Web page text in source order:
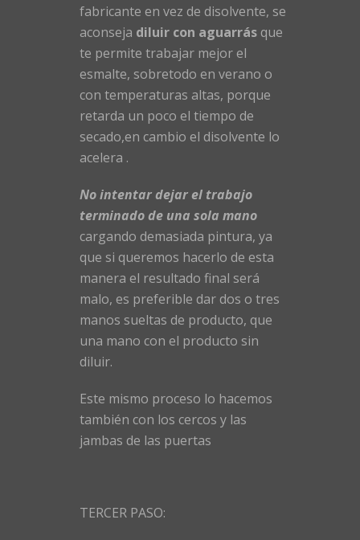
fabricante en vez de disolvente, se
aconseja diluir con aguarrás que
te permite trabajar mejor el
esmalte, sobretodo en verano o
con temperaturas altas, porque
retarda un poco el tiempo de
secado,en cambio el disolvente lo
acelera .
No intentar dejar el trabajo
terminado de una sola mano
cargando demasiada pintura, ya
que si queremos hacerlo de esta
manera el resultado final será
malo, es preferible dar dos o tres
manos sueltas de producto, que
una mano con el producto sin
diluir.
Este mismo proceso lo hacemos
también con los cercos y las
jambas de las puertas
TERCER PASO: